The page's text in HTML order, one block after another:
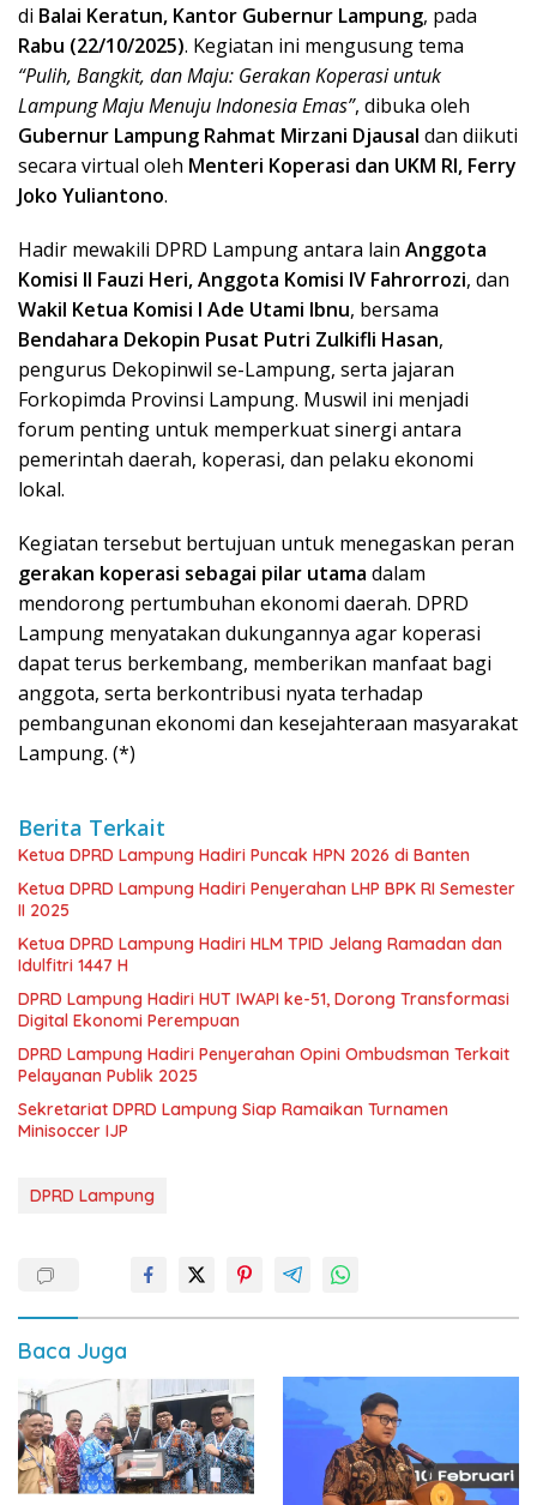
di Balai Keratun, Kantor Gubernur Lampung, pada
Rabu (22/10/2025). Kegiatan ini mengusung tema
“Pulih, Bangkit, dan Maju: Gerakan Koperasi untuk
Lampung Maju Menuju Indonesia Emas”, dibuka oleh
Gubernur Lampung Rahmat Mirzani Djausal dan diikuti
secara virtual oleh Menteri Koperasi dan UKM RI, Ferry
Joko Yuliantono.
Hadir mewakili DPRD Lampung antara lain Anggota
Komisi II Fauzi Heri, Anggota Komisi IV Fahrorrozi, dan
Wakil Ketua Komisi I Ade Utami Ibnu, bersama
Bendahara Dekopin Pusat Putri Zulkifli Hasan,
pengurus Dekopinwil se-Lampung, serta jajaran
Forkopimda Provinsi Lampung. Muswil ini menjadi
forum penting untuk memperkuat sinergi antara
pemerintah daerah, koperasi, dan pelaku ekonomi
lokal.
Kegiatan tersebut bertujuan untuk menegaskan peran
gerakan koperasi sebagai pilar utama dalam
mendorong pertumbuhan ekonomi daerah. DPRD
Lampung menyatakan dukungannya agar koperasi
dapat terus berkembang, memberikan manfaat bagi
anggota, serta berkontribusi nyata terhadap
pembangunan ekonomi dan kesejahteraan masyarakat
Lampung. (*)
Berita Terkait
Ketua DPRD Lampung Hadiri Puncak HPN 2026 di Banten
Ketua DPRD Lampung Hadiri Penyerahan LHP BPK RI Semester
II 2025
Ketua DPRD Lampung Hadiri HLM TPID Jelang Ramadan dan
Idulfitri 1447 H
DPRD Lampung Hadiri HUT IWAPI ke-51, Dorong Transformasi
Digital Ekonomi Perempuan
DPRD Lampung Hadiri Penyerahan Opini Ombudsman Terkait
Pelayanan Publik 2025
Sekretariat DPRD Lampung Siap Ramaikan Turnamen
Minisoccer IJP
DPRD Lampung
Baca Juga